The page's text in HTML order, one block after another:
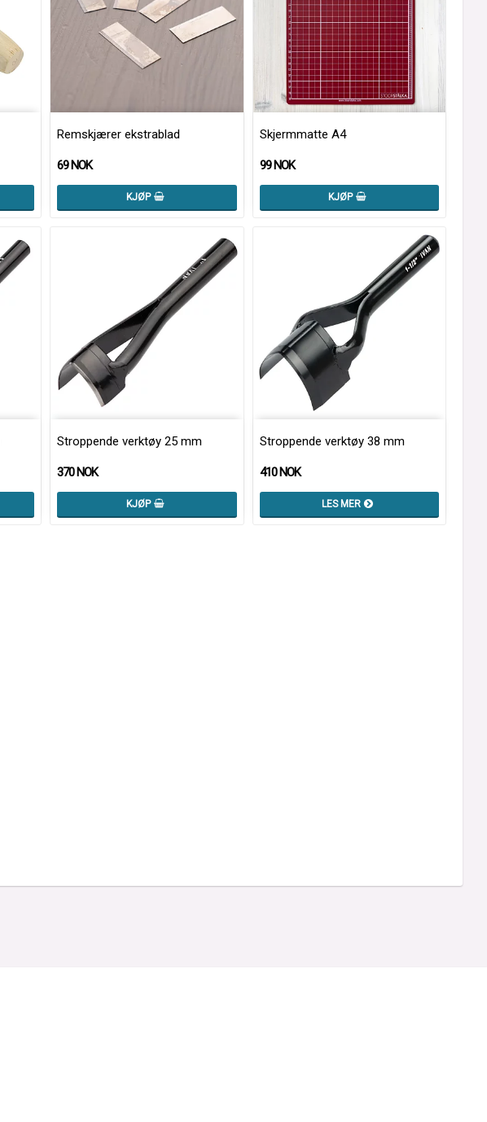
Remskjærer ekstrablad
69 NOK
KJØP
Skjermmatte A4
99 NOK
KJØP
Stroppende verktøy 25 mm
370 NOK
KJØP
Stroppende verktøy 38 mm
410 NOK
LES MER